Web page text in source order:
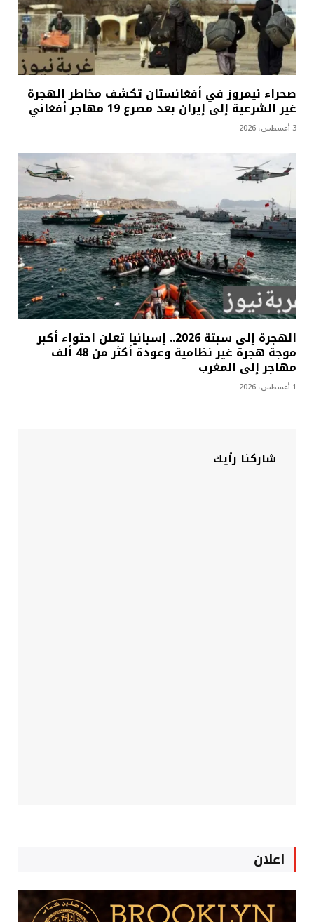
صحراء نيمروز في أفغانستان تكشف مخاطر الهجرة
غير الشرعية إلى إيران بعد مصرع 19 مهاجر أفغاني
3 أغسطس، 2026
الهجرة إلى سبتة 2026.. إسبانيا تعلن احتواء أكبر
موجة هجرة غير نظامية وعودة أكثر من 48 ألف
مهاجر إلى المغرب
1 أغسطس، 2026
شاركنا رأيك
اعلان